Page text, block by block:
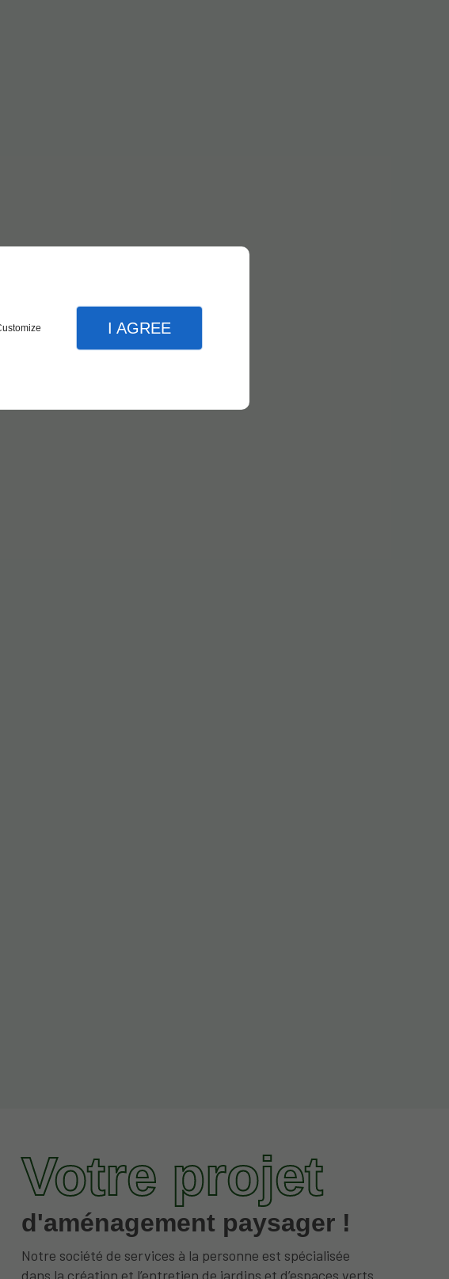
I AGREE
Votre projet
d'aménagement paysager !
Notre société de services à la personne est spécialisée
dans la création et l’entretien de jardins et d’espaces verts